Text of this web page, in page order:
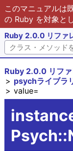
このマニュアルは
の Ruby を対象と
Ruby 2.0.0 リファ
Ruby 2.0.0 リフ
psychライブラ
value=